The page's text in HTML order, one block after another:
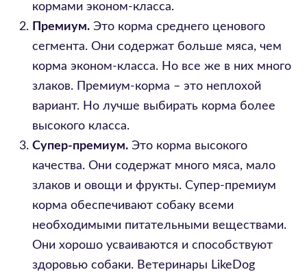
кормами эконом-класса.
Премиум. Это корма среднего ценового
сегмента. Они содержат больше мяса, чем
корма эконом-класса. Но все же в них много
злаков. Премиум-корма – это неплохой
вариант. Но лучше выбирать корма более
высокого класса.
Супер-премиум. Это корма высокого
качества. Они содержат много мяса, мало
злаков и овощи и фрукты. Супер-премиум
корма обеспечивают собаку всеми
необходимыми питательными веществами.
Они хорошо усваиваются и способствуют
здоровью собаки. Ветеринары LikeDog